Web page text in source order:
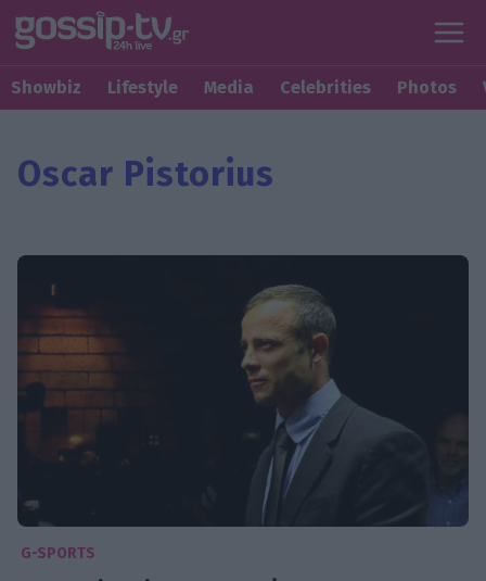
Showbiz Lifestyle Media Celebrities Photos
Oscar Pistorius
G-SPORTS